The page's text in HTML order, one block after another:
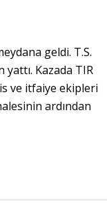
geldi. T.S.
yattı. Kazada TIR
ve itfaiye ekipleri
ardından